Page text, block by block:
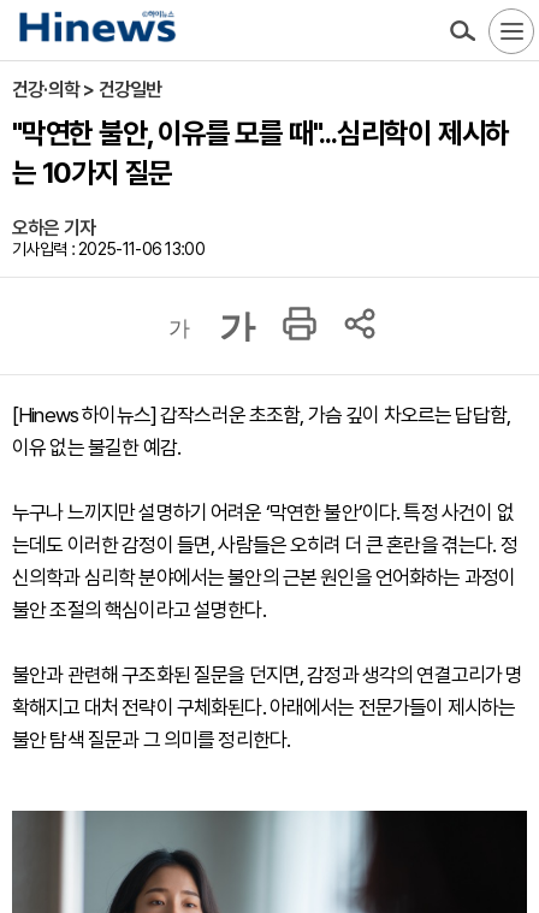
건강·의학 > 건강일반
"막연한 불안, 이유를 모를 때"...심리학이 제시하
는 10가지 질문
오하은 기자
기사입력 : 2025-11-06 13:00
가 가
[Hinews 하이뉴스] 갑작스러운 초조함, 가슴 깊이 차오르는 답답함,
이유 없는 불길한 예감.
누구나 느끼지만 설명하기 어려운 ‘막연한 불안’이다. 특정 사건이 없
는데도 이러한 감정이 들면, 사람들은 오히려 더 큰 혼란을 겪는다. 정
신의학과 심리학 분야에서는 불안의 근본 원인을 언어화하는 과정이
불안 조절의 핵심이라고 설명한다.
불안과 관련해 구조화된 질문을 던지면, 감정과 생각의 연결고리가 명
확해지고 대처 전략이 구체화된다. 아래에서는 전문가들이 제시하는
불안 탐색 질문과 그 의미를 정리한다.